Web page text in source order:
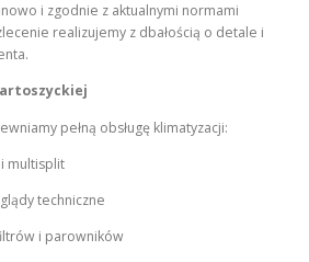
i zgodnie z aktualnymi normami
realizujemy z dbałością o detale i
pełną obsługę klimatyzacji:
multisplit
techniczne
i parowników